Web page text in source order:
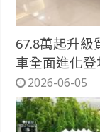
67.8萬起升級
車全面進化登
2026-06-05